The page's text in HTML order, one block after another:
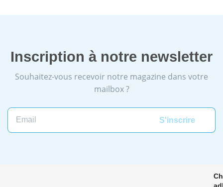
Inscription à notre newsletter
Souhaitez-vous recevoir notre magazine dans votre
mailbox ?
Email